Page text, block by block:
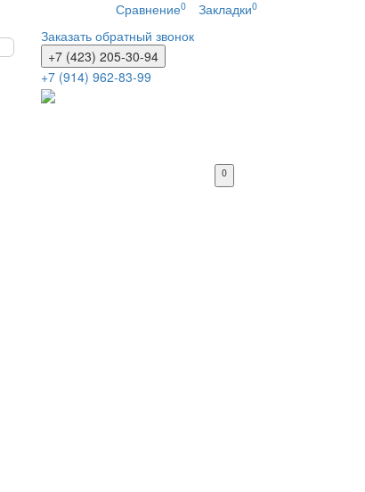
Сравнение0 Закладки0
Заказать обратный звонок
+7 (423) 205-30-94
+7 (914) 962-83-99
0